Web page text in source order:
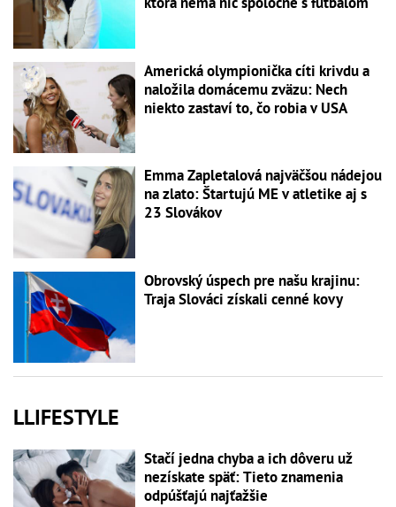
Americká olympionička cíti krivdu a
naložila domácemu zväzu: Nech
niekto zastaví to, čo robia v USA
Emma Zapletalová najväčšou nádejou
na zlato: Štartujú ME v atletike aj s
23 Slovákov
Obrovský úspech pre našu krajinu:
Traja Slováci získali cenné kovy
LLIFESTYLE
Stačí jedna chyba a ich dôveru už
nezískate späť: Tieto znamenia
odpúšťajú najťažšie